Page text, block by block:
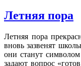
Летняя пора
Летняя пора
вновь зазвенят
они станут
задают вопрос